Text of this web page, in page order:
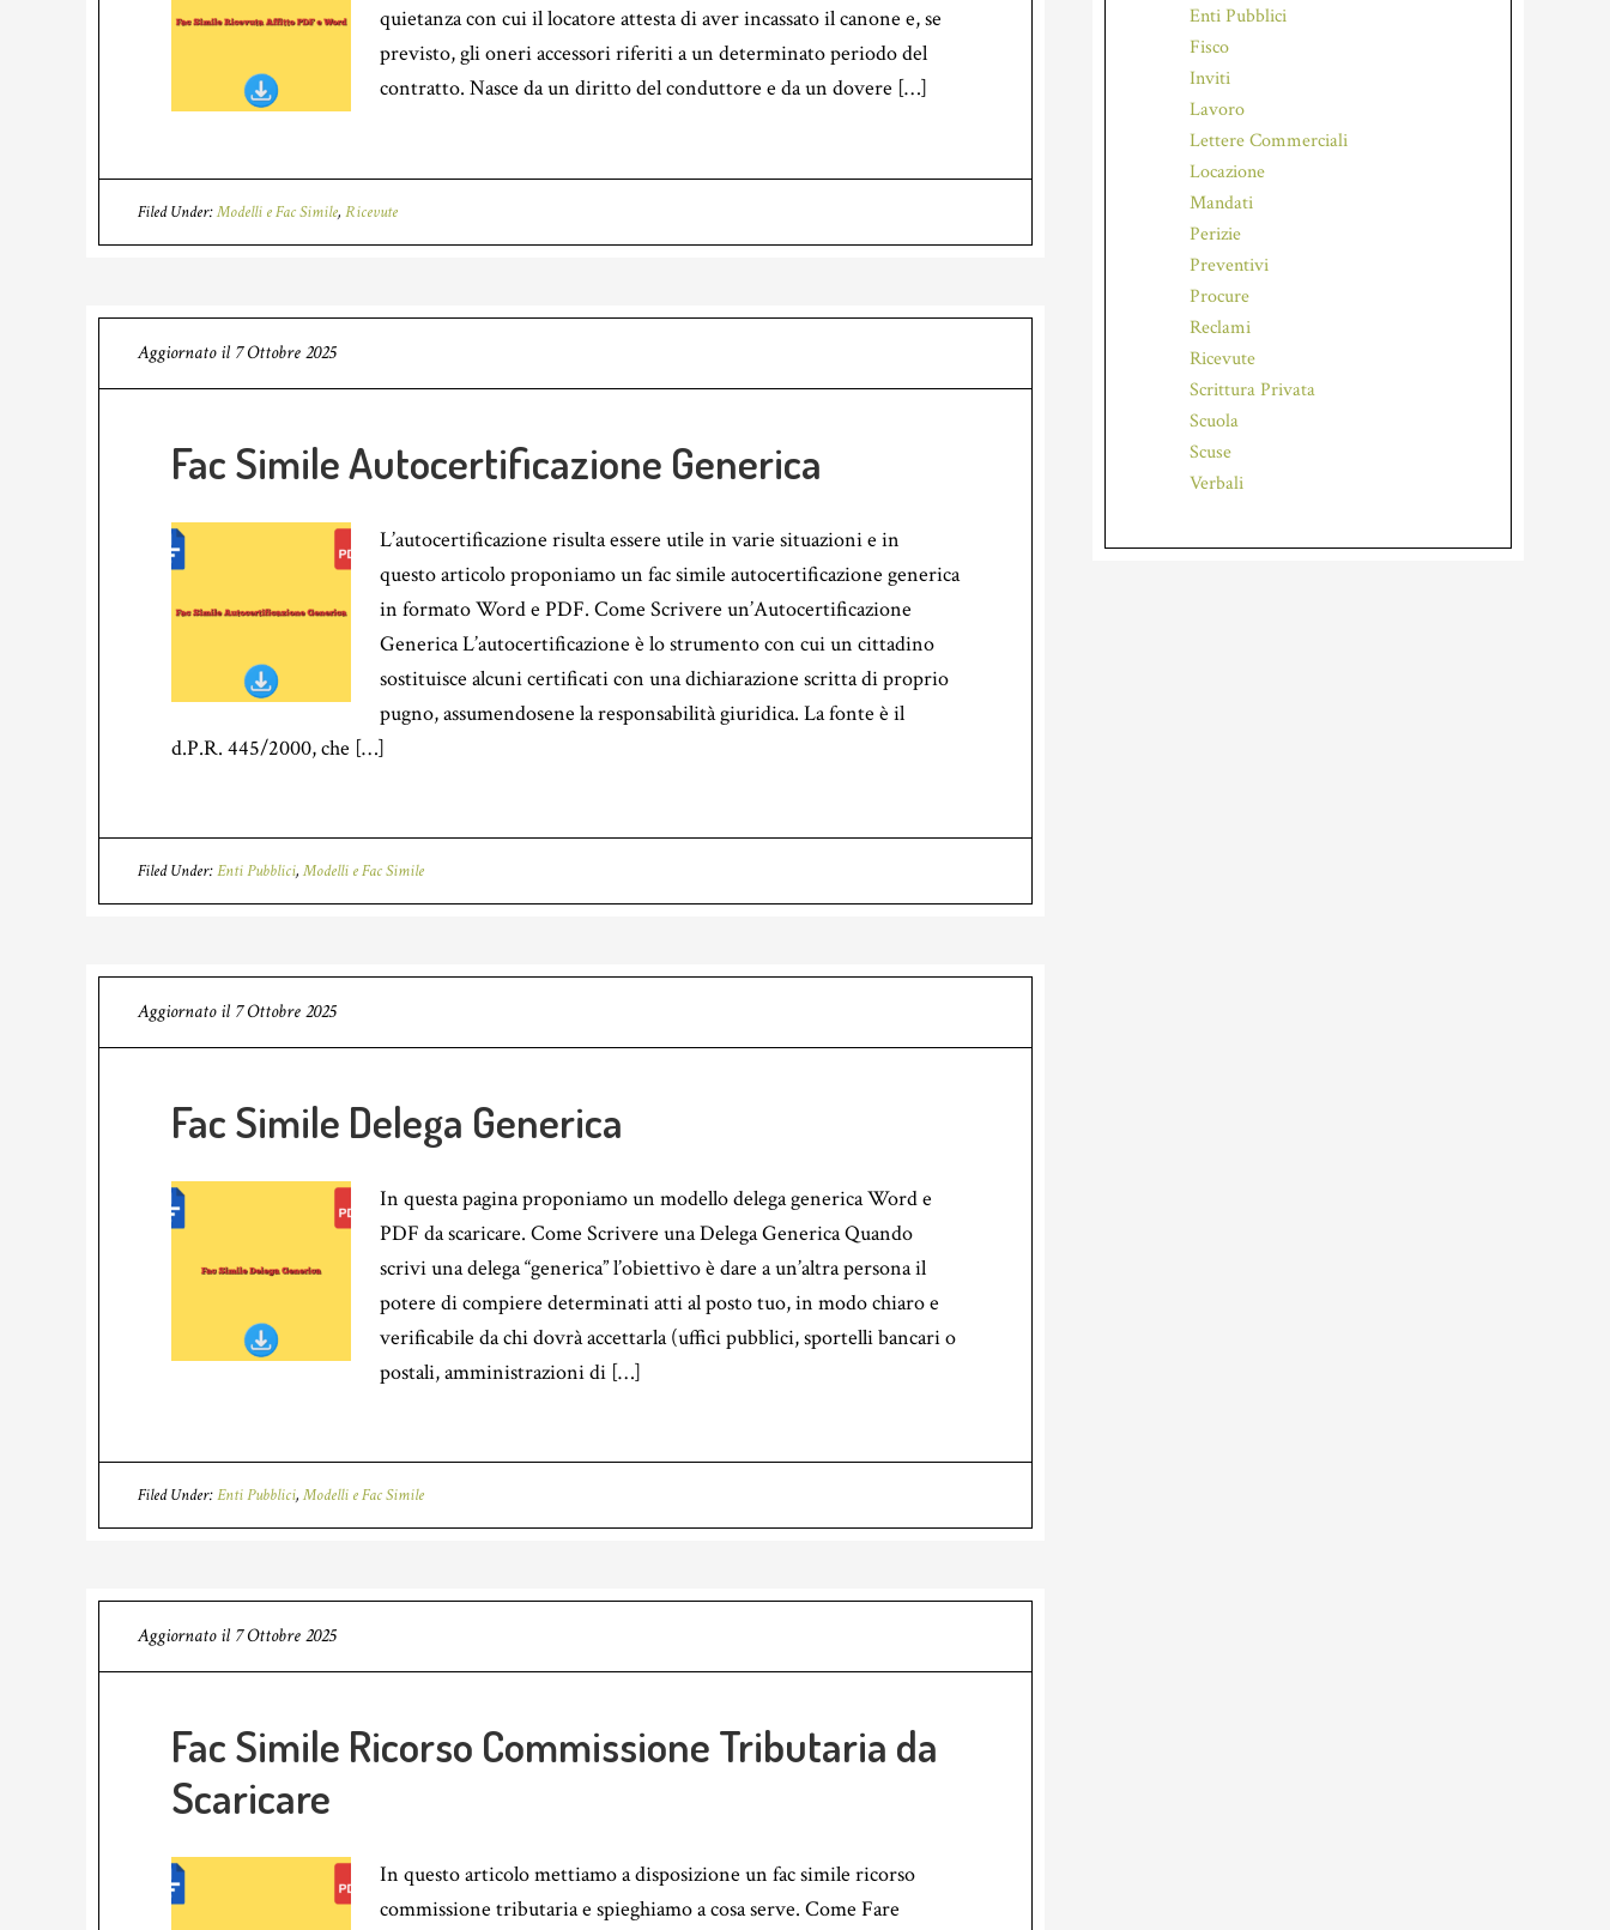
quietanza con cui il locatore attesta di aver incassato il canone e, se
previsto, gli oneri accessori riferiti a un determinato periodo del
contratto. Nasce da un diritto del conduttore e da un dovere […]
Filed Under:Modelli e Fac Simile, Ricevute
Aggiornato il 7 Ottobre 2025
Fac Simile Autocertificazione Generica
L’autocertificazione risulta essere utile in varie situazioni e in
questo articolo proponiamo un fac simile autocertificazione generica
in formato Word e PDF. Come Scrivere un’Autocertificazione
Generica L’autocertificazione è lo strumento con cui un cittadino
sostituisce alcuni certificati con una dichiarazione scritta di proprio
pugno, assumendosene la responsabilità giuridica. La fonte è il
d.P.R. 445/2000, che […]
Filed Under:Enti Pubblici, Modelli e Fac Simile
Aggiornato il 7 Ottobre 2025
Fac Simile Delega Generica
In questa pagina proponiamo un modello delega generica Word e
PDF da scaricare. Come Scrivere una Delega Generica Quando
scrivi una delega “generica” l’obiettivo è dare a un’altra persona il
potere di compiere determinati atti al posto tuo, in modo chiaro e
verificabile da chi dovrà accettarla (uffici pubblici, sportelli bancari o
postali, amministrazioni di […]
Filed Under:Enti Pubblici, Modelli e Fac Simile
Aggiornato il 7 Ottobre 2025
Fac Simile Ricorso Commissione Tributaria da
Scaricare
In questo articolo mettiamo a disposizione un fac simile ricorso
commissione tributaria e spieghiamo a cosa serve. Come Fare
Enti Pubblici
Fisco
Inviti
Lavoro
Lettere Commerciali
Locazione
Mandati
Perizie
Preventivi
Procure
Reclami
Ricevute
Scrittura Privata
Scuola
Scuse
Verbali